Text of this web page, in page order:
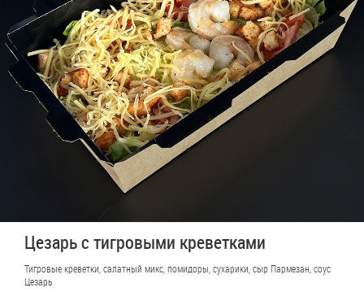
Цезарь с тигровыми креветками
Тигровые креветки, салатный микс, помидоры, сухарики, сыр Пармезан, соус
Цезарь